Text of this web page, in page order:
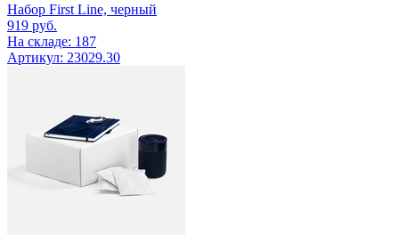
Набор First Line, черный
919 руб.
На складе: 187
Артикул: 23029.30